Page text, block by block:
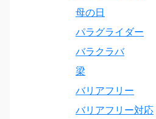
母の日
パラグライダー
バラクラバ
梁
バリアフリー
バリアフリー対応